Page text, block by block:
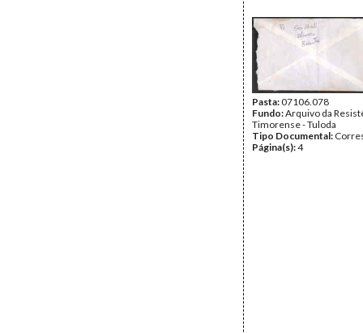
Pasta:07106.078
Fundo:Arquivo da
Timorense - Tuloda
Tipo Documental:
Página(s):4